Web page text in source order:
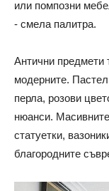
или помпозни
- смела палитра.
Антични предмети
модерните.
перла, розови
нюанси.
статуетки,
благородните